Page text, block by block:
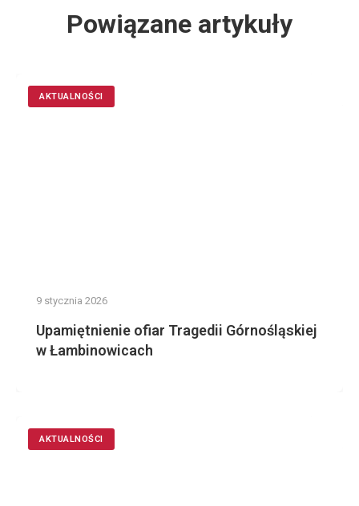
Powiązane artykuły
AKTUALNOŚCI
9 stycznia 2026
Upamiętnienie ofiar Tragedii Górnośląskiej
w Łambinowicach
AKTUALNOŚCI